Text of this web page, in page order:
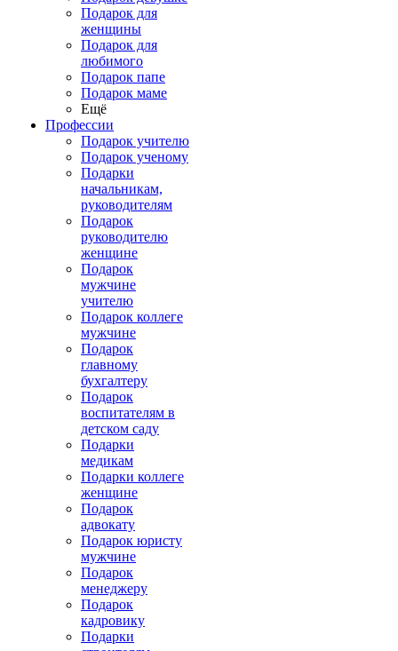
Подарок для
женщины
Подарок для
любимого
Подарок папе
Подарок маме
Ещё
Профессии
Подарок учителю
Подарок ученому
Подарки
начальникам,
руководителям
Подарок
руководителю
женщине
Подарок
мужчине
учителю
Подарок коллеге
мужчине
Подарок
главному
бухгалтеру
Подарок
воспитателям в
детском саду
Подарки
медикам
Подарки коллеге
женщине
Подарок
адвокату
Подарок юристу
мужчине
Подарок
менеджеру
Подарок
кадровику
Подарки